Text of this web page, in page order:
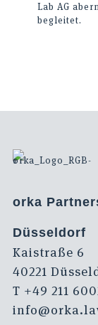
Lab AG
begleitet.
orka
Düsseldorf
Kaistraße 6
40221
T +49 211